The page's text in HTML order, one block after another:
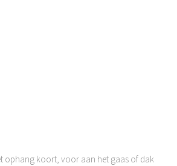
ophang koort, voor aan het gaas of dak